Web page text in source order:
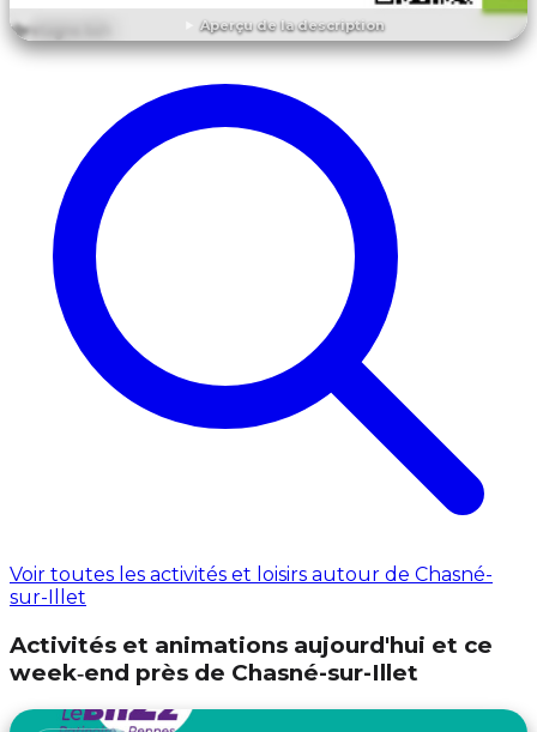
Aperçu de la description
DÉCOUVRIR L'ÉVÉNEMENT
Voir toutes les activités et loisirs autour de Chasné-
sur-Illet
Activités et animations aujourd'hui et ce
week‑end près de Chasné-sur-Illet